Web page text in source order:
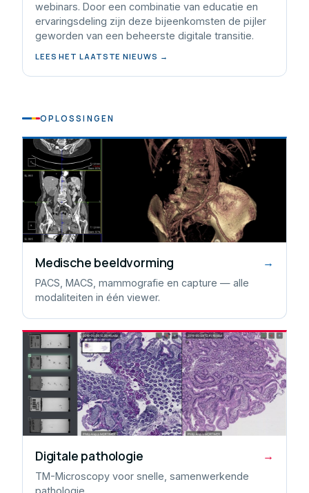
webinars. Door een combinatie van educatie en
ervaringsdeling zijn deze bijeenkomsten de pijler
geworden van een beheerste digitale transitie.
LEES HET LAATSTE NIEUWS →
OPLOSSINGEN
Medische beeldvorming →
PACS, MACS, mammografie en capture — alle
modaliteiten in één viewer.
Digitale pathologie →
TM-Microscopy voor snelle, samenwerkende